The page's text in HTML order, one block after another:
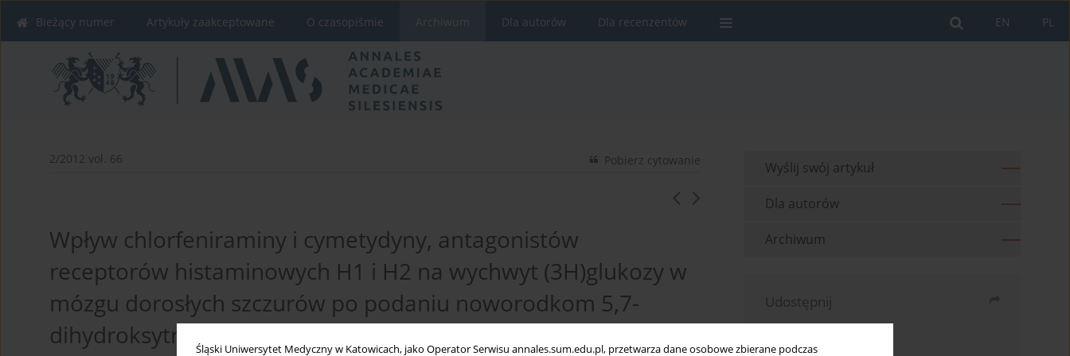
Śląski Uniwersytet Medyczny w Katowicach, jako Operator Serwisu annales.sum.edu.pl, przetwarza dane osobowe zbierane podczas
PL
EN
Bieżący numer Artykuły zaakceptowane O czasopiśmie Archiwum Dla autorów Dla recenzentów
2/2012 vol. 66 Pobierz cytowanie
Wpływ chlorfeniraminy i cymetydyny, antagonistów
receptorów histaminowych H1 i H2 na wychwyt (3H)glukozy w
mózgu dorosłych szczurów po podaniu noworodkom 5,7-
dihydroksytryptaminy
Wyślij swój artykuł
Dla autorów
Archiwum
Udostępnij